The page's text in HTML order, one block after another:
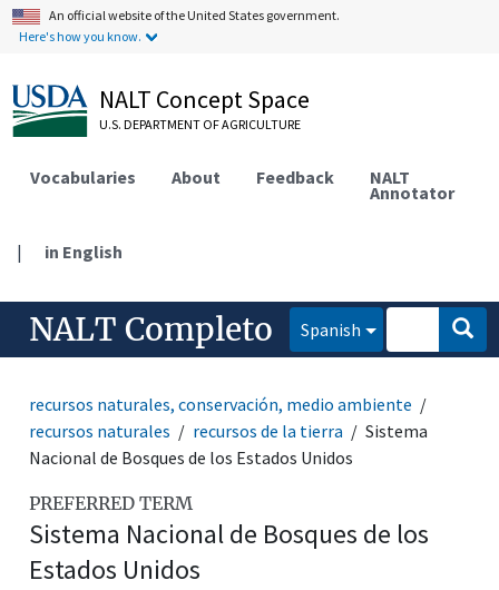
An official website of the United States government.
Here's how you know.
NALT Concept Space
U.S. DEPARTMENT OF AGRICULTURE
Vocabularies About Feedback NALT
Annotator
| in English
NALT Completo Spanish
recursos naturales, conservación, medio ambiente
recursos naturales
recursos de la tierra
Sistema
Nacional de Bosques de los Estados Unidos
PREFERRED TERM
Sistema Nacional de Bosques de los
Estados Unidos